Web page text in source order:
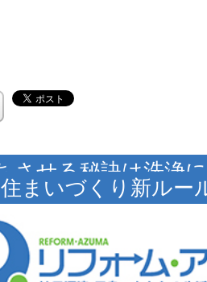
させる秘訣は洗浄
住まいづくり新ルー